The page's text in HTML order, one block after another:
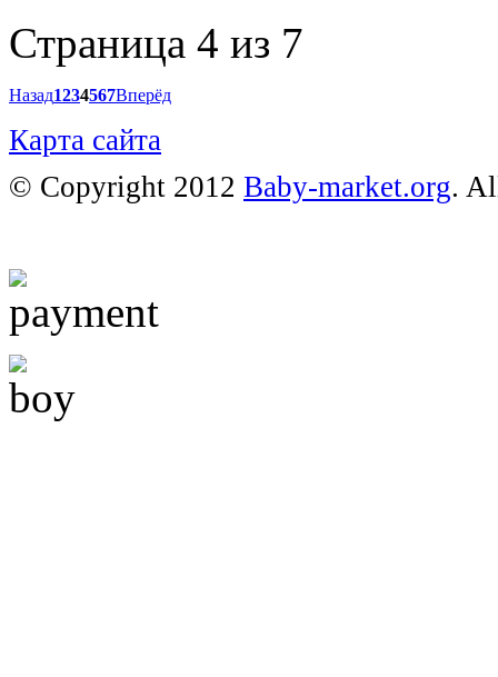
Страница 4 из 7
Назад1234567Вперёд
Карта сайта
© Copyright 2012 Baby-market.org.